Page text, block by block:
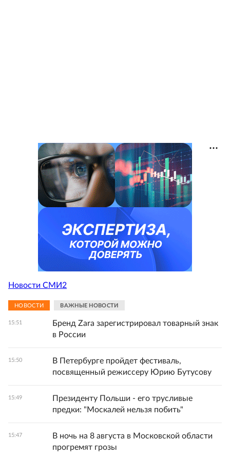
Новости СМИ2
НОВОСТИ ВАЖНЫЕ НОВОСТИ
15:51
Бренд Zara зарегистрировал товарный знак
в России
15:50
В Петербурге пройдет фестиваль,
посвященный режиссеру Юрию Бутусову
15:49
Президенту Польши - его трусливые
предки: "Москалей нельзя побить"
15:47
В ночь на 8 августа в Московской области
прогремят грозы